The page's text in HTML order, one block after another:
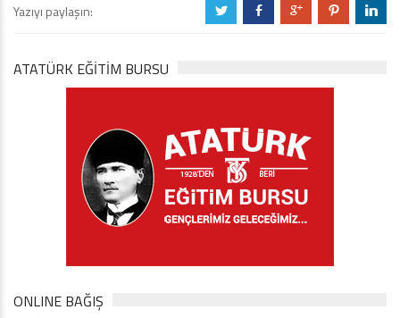
Yazıyı paylaşın: a b c d j
ATATÜRK EĞITIM BURSU
ONLINE BAĞIŞ